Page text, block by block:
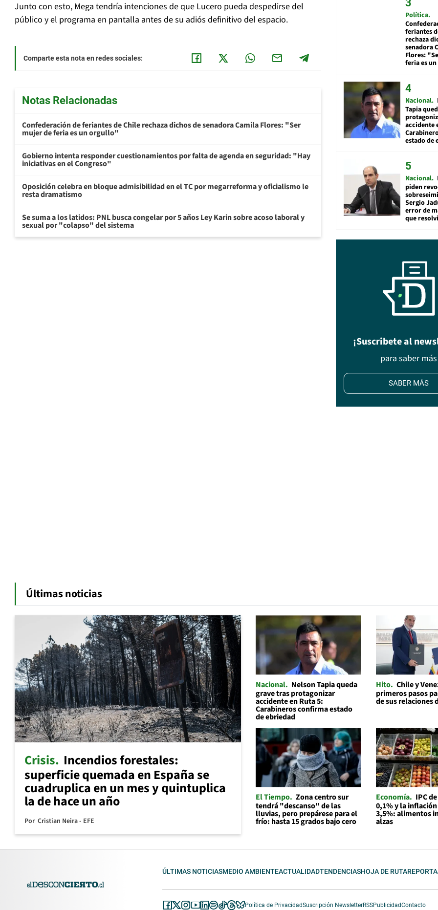
Junto con esto, Mega tendría intenciones de que Lucero pueda despedirse del
público y el programa en pantalla antes de su adiós definitivo del espacio.
Comparte esta nota en redes sociales:
Notas Relacionadas
Confederación de feriantes de Chile rechaza dichos de senadora Camila Flores: "Ser
mujer de feria es un orgullo"
Gobierno intenta responder cuestionamientos por falta de agenda en seguridad: "Hay
iniciativas en el Congreso"
Oposición celebra en bloque admisibilidad en el TC por megarreforma y oficialismo le
resta dramatismo
Se suma a los latidos: PNL busca congelar por 5 años Ley Karin sobre acoso laboral y
sexual por "colapso" del sistema
Política
feriantes
rechaza
senadora
Flores:
feria es
Nacional
Tapia
accidente
estado de
Nacional
piden
Sergio
error de
que
¡Suscribete al
para saber más
SABER MÁS
Últimas noticias
Crisis Incendios forestales:
superficie quemada en España se
cuadruplica en un mes y quintuplica
la de hace un año
Por Cristian Neira - EFE
Nacional
Nelson Tapia queda
grave tras protagonizar
accidente en Ruta 5:
Carabineros confirma estado
de ebriedad
Hito Chile y
primeros pasos
de sus relaciones
El Tiempo Zona centro sur
tendrá "descanso" de las
lluvias, pero prepárese para el
frío: hasta 15 grados bajo cero
Economía IPC
0,1% y la
3,5%: alimentos
alzas
ÚLTIMAS NOTICIASMEDIO AMBIENTEACTUALIDADTENDENCIASHOJA DE RUTA
Política de PrivacidadSuscripción NewsletterRSSPublicidadContacto